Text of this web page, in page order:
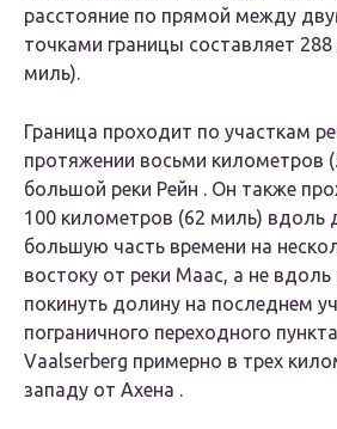
расстояние по прямой между
точками границы составляет
миль).
Граница проходит по участкам
протяжении восьми километров
большой реки Рейн . Он также
100 километров (62 миль) вдоль
большую часть времени на
востоку от реки Маас, а не
покинуть долину на последнем
пограничного переходного
Vaalserberg примерно в трех
западу от Ахена .